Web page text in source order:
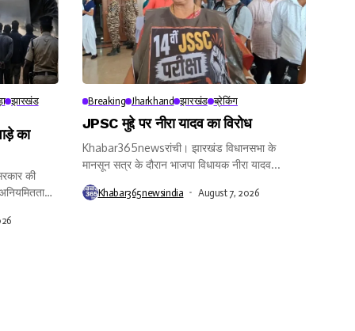
झारखंड
का
की
Breaking Jharkhand झारखंड ब्रेकिंग
JPSC मुद्दे पर नीरा यादव का विरोध
Khabar365newsरांची। झारखंड विधानसभा के
मानसून सत्र के दौरान भाजपा विधायक नीरा यादव...
Khabar365newsindia August 7, 2026